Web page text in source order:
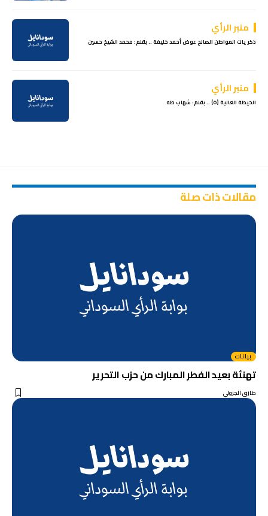
منبر الرأي
ذكريات المواطن الصالح عوض أحمد خليفة .. بقلم: محمد الشيخ حسين
منبر الرأي
الحيطة العالية (٥) .. بقلم: شهاب طه
مقالات ذات صلة
بيانات
تهنئة بعيد الفطر المبارك من حزب التحرير
طارق الجزولي